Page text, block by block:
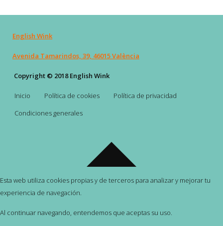
English Wink
Avenida Tamarindos, 39, 46015 València
Copyright © 2018 English Wink
Inicio Política de cookies
Política de privacidad
Condiciones generales
Esta web utiliza cookies propias y de terceros para analizar y mejorar tu
experiencia de navegación.
Al continuar navegando, entendemos que aceptas su uso.